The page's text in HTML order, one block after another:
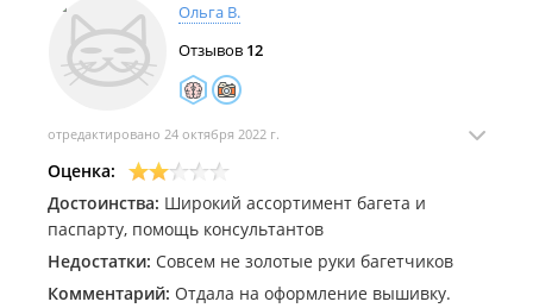
Ольга В.
Отзывов 12
отредактировано 24 октября 2022 г.
Оценка:
Достоинства: Широкий ассортимент багета и
паспарту, помощь консультантов
Недостатки: Совсем не золотые руки багетчиков
Комментарий: Отдала на оформление вышивку.